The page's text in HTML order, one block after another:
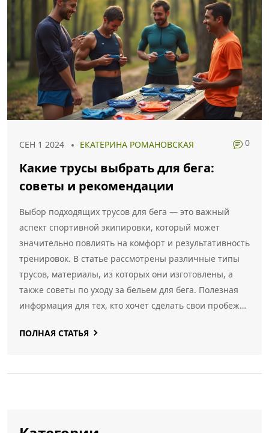
СЕН 1 2024 ЕКАТЕРИНА РОМАНОВСКАЯ 0
Какие трусы выбрать для бега:
советы и рекомендации
Выбор подходящих трусов для бега — это важный
аспект спортивной экипировки, который может
значительно повлиять на комфорт и результативность
тренировок. В статье рассмотрены различные типы
трусов, материалы, из которых они изготовлены, а
также советы по уходу за бельем для бега. Полезная
информация для тех, кто хочет сделать свои пробежки
ПОЛНАЯ СТАТЬЯ